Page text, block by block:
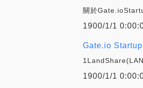
關於
1900/1/1
Gate.io
1900/1/1